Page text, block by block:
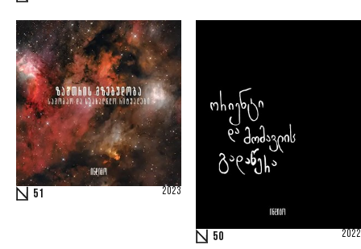
51 2023
50 2022